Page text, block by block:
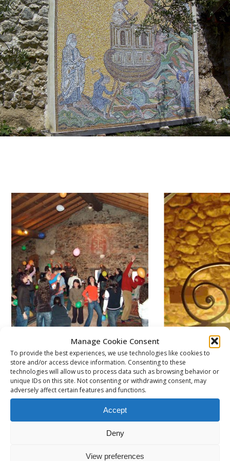
Manage Cookie Consent
To provide the best experiences, we use technologies like cookies to
store and/or access device information. Consenting to these
technologies will allow us to process data such as browsing behavior or
unique IDs on this site. Not consenting or withdrawing consent, may
adversely affect certain features and functions.
Accept
Deny
View preferences